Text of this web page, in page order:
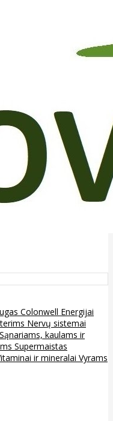
Colonwell Energijai
Nervų sistemai
Sąnariams, kaulams ir
Supermaistas
ir mineralai Vyrams